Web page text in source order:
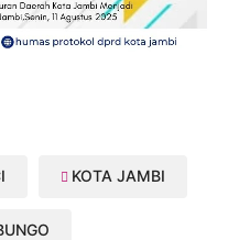
KOTA JAMBI